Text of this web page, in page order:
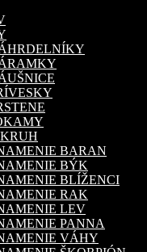
BARAN
BÝK
BLÍŽENCI
RAK
LEV
PANNA
VÁHY